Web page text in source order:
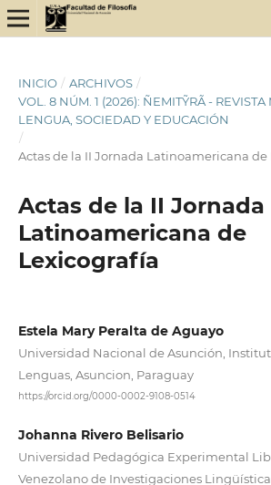
INICIO / ARCHIVOS /
VOL. 8 NÚM. 1 (2026): ÑEMITỸRÃ -
LENGUA, SOCIEDAD Y EDUCACIÓN
/
Actas de la II Jornada Latinoamericana
Actas de la II Jornada
Latinoamericana de
Lexicografía
Estela Mary Peralta de Aguayo
Universidad Nacional de Asunción,
Lenguas, Asuncion, Paraguay
https://orcid.org/0000-0002-9108-0514
Johanna Rivero Belisario
Universidad Pedagógica Experimental
Venezolano de Investigaciones